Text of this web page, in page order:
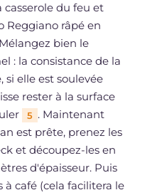
casserole du feu et
Reggiano râpé en
bien le
: la consistance de la
elle est soulevée
rester à la surface
5 . Maintenant
est prête, prenez les
et découpez-les en
d'épaisseur. Puis
café (cela facilitera le